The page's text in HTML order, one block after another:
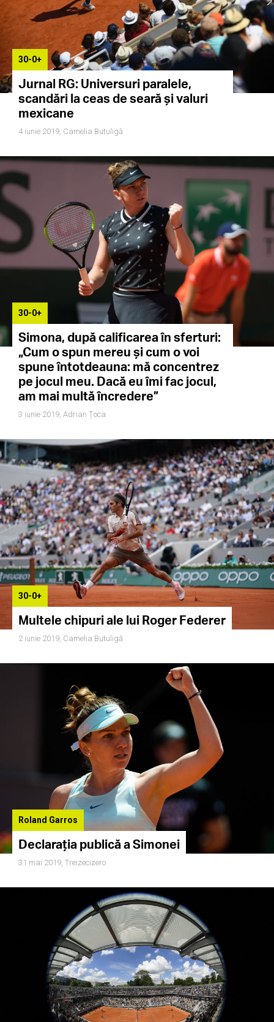
30-0+
Jurnal RG: Universuri paralele,
scandări la ceas de seară și valuri
mexicane
4 iunie 2019, Camelia Butuligă
30-0+
Simona, după calificarea în sferturi:
„Cum o spun mereu și cum o voi
spune întotdeauna: mă concentrez
pe jocul meu. Dacă eu îmi fac jocul,
am mai multă încredere”
3 iunie 2019, Adrian Țoca
30-0+
Multele chipuri ale lui Roger Federer
2 iunie 2019, Camelia Butuligă
Roland Garros
Declarația publică a Simonei
31 mai 2019, Treizecizero